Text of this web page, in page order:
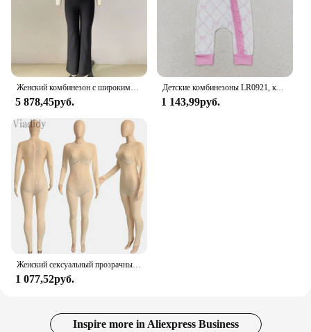
5 878,45руб.
Детские комбинезоны LR0921, комбинезоны для девочек с бамбуковым бантом, розовый кружевной комбинезон на молнии с длинным рукавом, оптовая продажа, летняя одежда для девочек
1 143,99руб.
1 077,52руб.
Inspire more in Aliexpress Business